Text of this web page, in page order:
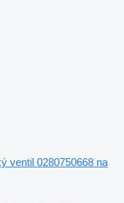
ventil 0280750668 na